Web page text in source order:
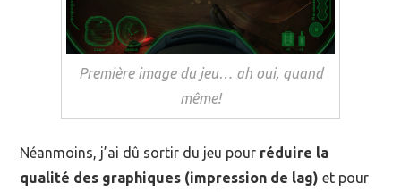
Première image du jeu… ah oui, quand
même!
Néanmoins, j’ai dû sortir du jeu pour réduire la
qualité des graphiques (impression de lag) et pour